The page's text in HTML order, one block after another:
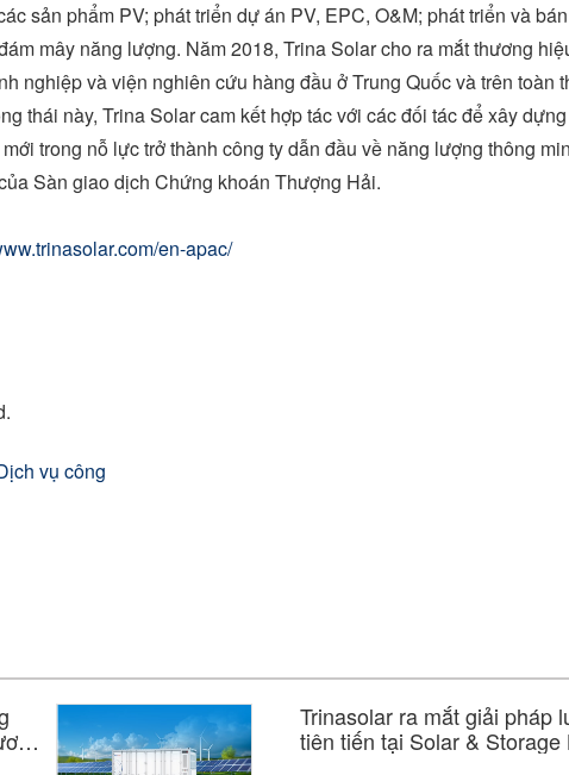
sản phẩm PV; phát triển dự án PV, EPC, O&M; phát triển và
mây năng lượng. Năm 2018, Trina Solarcho ra mắt thương
nghiệp và viện nghiên cứu hàng đầu ở Trung Quốc và trên
thái này, Trina Solarcam kết hợp tác với các đối tác để xây
trong nỗ lực trở thành công ty dẫn đầu về năng lượng thông
Sàn giao dịch Chứng khoán Thượng Hải.
en-apac/
vụ công
Trinasolar ra mắt giải pháp
tiên tiến tại Solar &